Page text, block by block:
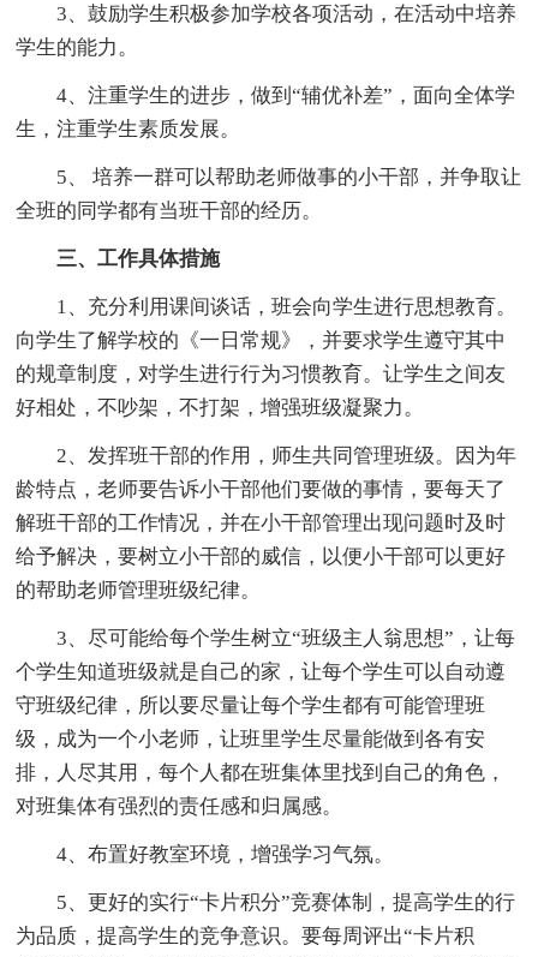
3、鼓励学生积极参加学校各项活动，在活动中培养
学生的能力。
4、注重学生的进步，做到“辅优补差”，面向全体学
生，注重学生素质发展。
5、 培养一群可以帮助老师做事的小干部，并争取让
全班的同学都有当班干部的经历。
三、工作具体措施
1、充分利用课间谈话，班会向学生进行思想教育。
向学生了解学校的《一日常规》，并要求学生遵守其中
的规章制度，对学生进行行为习惯教育。让学生之间友
好相处，不吵架，不打架，增强班级凝聚力。
2、发挥班干部的作用，师生共同管理班级。因为年
龄特点，老师要告诉小干部他们要做的事情，要每天了
解班干部的工作情况，并在小干部管理出现问题时及时
给予解决，要树立小干部的威信，以便小干部可以更好
的帮助老师管理班级纪律。
3、尽可能给每个学生树立“班级主人翁思想”，让每
个学生知道班级就是自己的家，让每个学生可以自动遵
守班级纪律，所以要尽量让每个学生都有可能管理班
级，成为一个小老师，让班里学生尽量能做到各有安
排，人尽其用，每个人都在班集体里找到自己的角色，
对班集体有强烈的责任感和归属感。
4、布置好教室环境，增强学习气氛。
5、更好的实行“卡片积分”竞赛体制，提高学生的行
为品质，提高学生的竞争意识。要每周评出“卡片积